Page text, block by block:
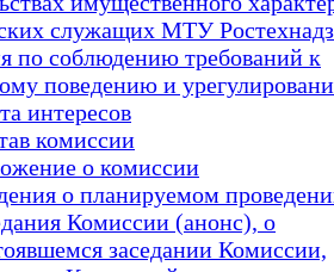
служащих МТУ
по соблюдению требований к
поведению и
интересов
комиссии
о комиссии
о планируемом
Комиссии (анонс), о
заседании Комиссии,